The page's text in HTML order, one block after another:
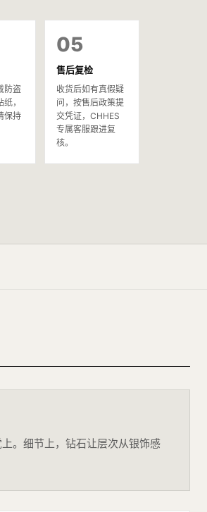
防盗
，
保持
05
售后复检
收货后如有真假疑
问，按售后政策提
交凭证，CHHES
专属客服跟进复
核。
。细节上，钻石让层次从银饰感